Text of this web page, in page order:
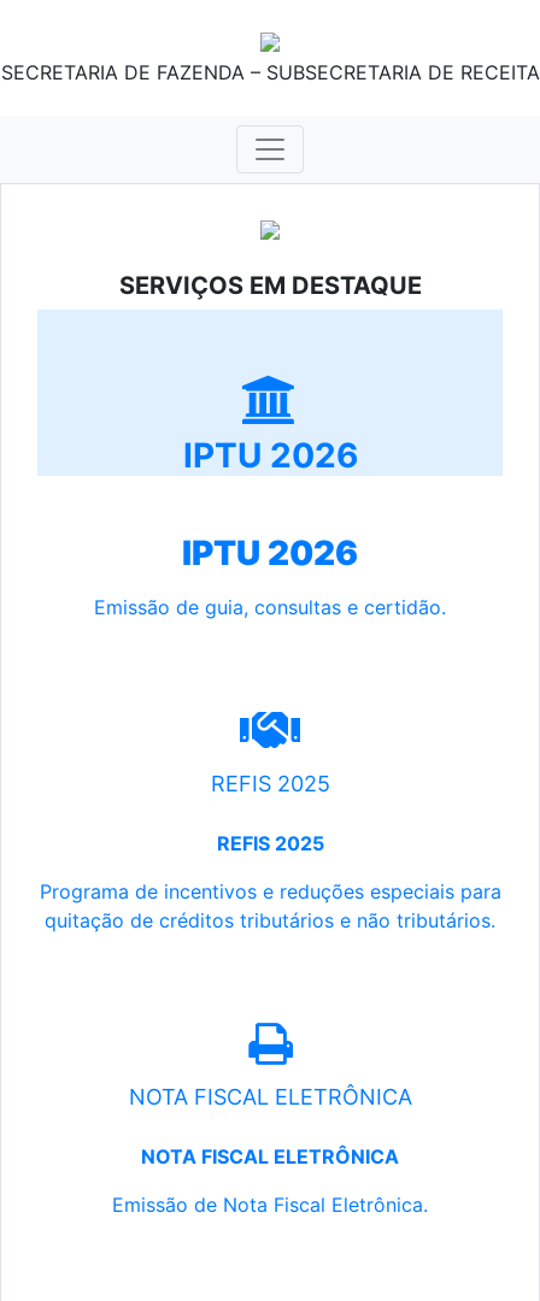
SECRETARIA DE FAZENDA – SUBSECRETARIA DE RECEITA
SERVIÇOS EM DESTAQUE
IPTU 2026
IPTU 2026
Emissão de guia, consultas e certidão.
REFIS 2025
REFIS 2025
Programa de incentivos e reduções especiais para
quitação de créditos tributários e não tributários.
NOTA FISCAL ELETRÔNICA
NOTA FISCAL ELETRÔNICA
Emissão de Nota Fiscal Eletrônica.